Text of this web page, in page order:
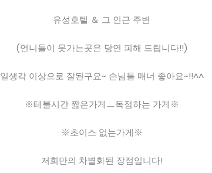
유성호텔 ＆ 그 인근 주변
(언니들이 못가는곳은 당연 피해 드립니다!!)
일생각 이상으로 잘된구요~ 손님들 매너 좋아요~!!^^
※테블시간 짧은가게ㅡ독점하는 가게※
※초이스 없는가게※
저희만의 차별화된 장점입니다!